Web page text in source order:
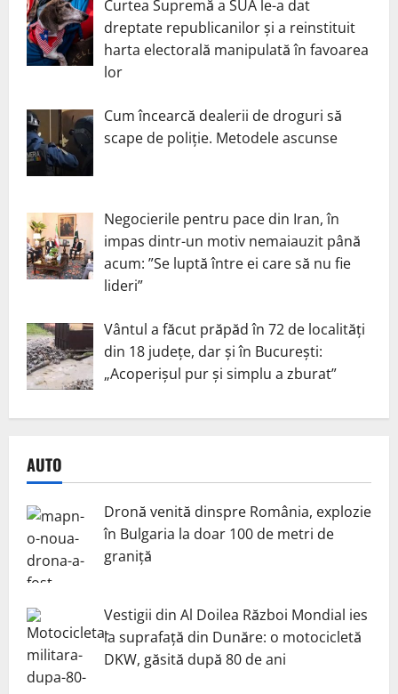
Curtea Supremă a SUA le-a dat
dreptate republicanilor și a reinstituit
harta electorală manipulată în favoarea
lor
Cum încearcă dealerii de droguri să
scape de poliție. Metodele ascunse
Negocierile pentru pace din Iran, în
impas dintr-un motiv nemaiauzit până
acum: ”Se luptă între ei care să nu fie
lideri”
Vântul a făcut prăpăd în 72 de localități
din 18 județe, dar și în București:
„Acoperișul pur și simplu a zburat”
AUTO
Dronă venită dinspre România, explozie
în Bulgaria la doar 100 de metri de
graniță
Vestigii din Al Doilea Război Mondial ies
la suprafață din Dunăre: o motocicletă
DKW, găsită după 80 de ani